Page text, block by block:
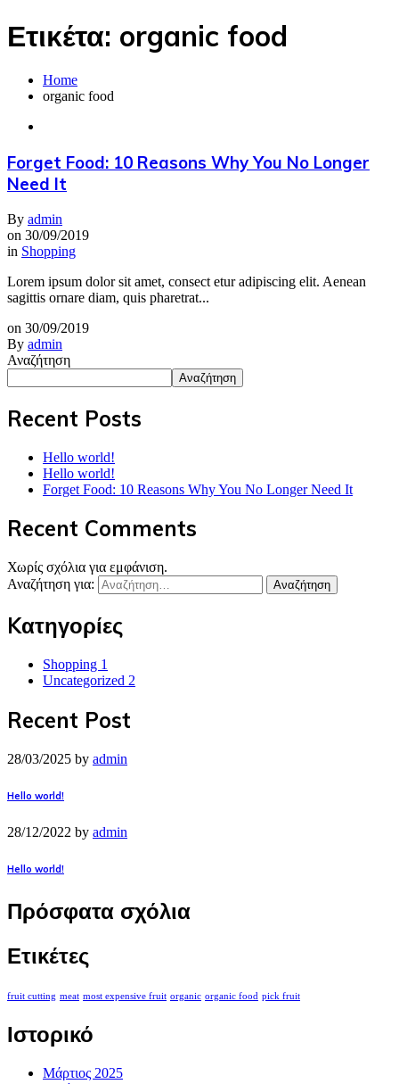
Ετικέτα: organic food
Home
organic food
Forget Food: 10 Reasons Why You No Longer
Need It
By admin
on 30/09/2019
in Shopping
Lorem ipsum dolor sit amet, consect etur adipiscing elit. Aenean
sagittis ornare diam, quis pharetrat...
on 30/09/2019
By admin
Αναζήτηση
Αναζήτηση
Recent Posts
Hello world!
Hello world!
Forget Food: 10 Reasons Why You No Longer Need It
Recent Comments
Χωρίς σχόλια για εμφάνιση.
Αναζήτηση για:
Kατηγορίες
Shopping 1
Uncategorized 2
Recent Post
28/03/2025 by admin
Hello world!
28/12/2022 by admin
Hello world!
Πρόσφατα σχόλια
Ετικέτες
fruit cutting meat most expensive fruit organic organic food pick fruit
Ιστορικό
Μάρτιος 2025